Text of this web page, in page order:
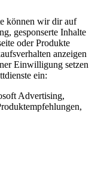
können wir dir auf
gesponserte Inhalte
oder Produkte
anzeigen
Einwilligung setzen
ein:
Advertising,